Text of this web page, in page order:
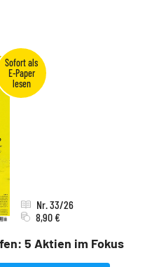
5 Aktien im Fokus
Nr. 33/26
8,90 €